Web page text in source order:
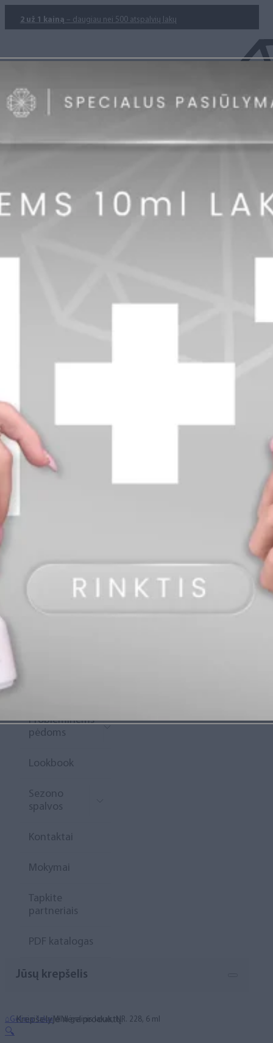
2 už 1 kainą – daugiau nei 500 atspalvių lakų
info@diamondline.lt
Prisijungti
Rewards“
Probleminėms
pėdoms
Lookbook
Sezono
spalvos
Kontaktai
Mokymai
Tapkite
partneriais
PDF katalogas
Jūsų krepšelis
Krepšelyje nėra produktų.
⌂Geliniai lakai MINI gelinis lakas, NR. 228, 6 ml
🔍